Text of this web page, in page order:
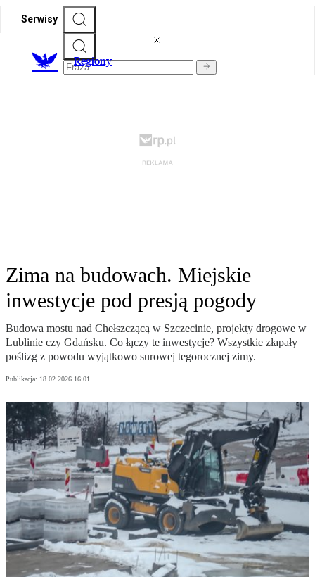
Serwisy
Regiony
Zima na budowach. Miejskie
inwestycje pod presją pogody
Budowa mostu nad Chełszczącą w Szczecinie, projekty drogowe w
Lublinie czy Gdańsku. Co łączy te inwestycje? Wszystkie złapały
poślizg z powodu wyjątkowo surowej tegorocznej zimy.
Publikacja: 18.02.2026 16:01